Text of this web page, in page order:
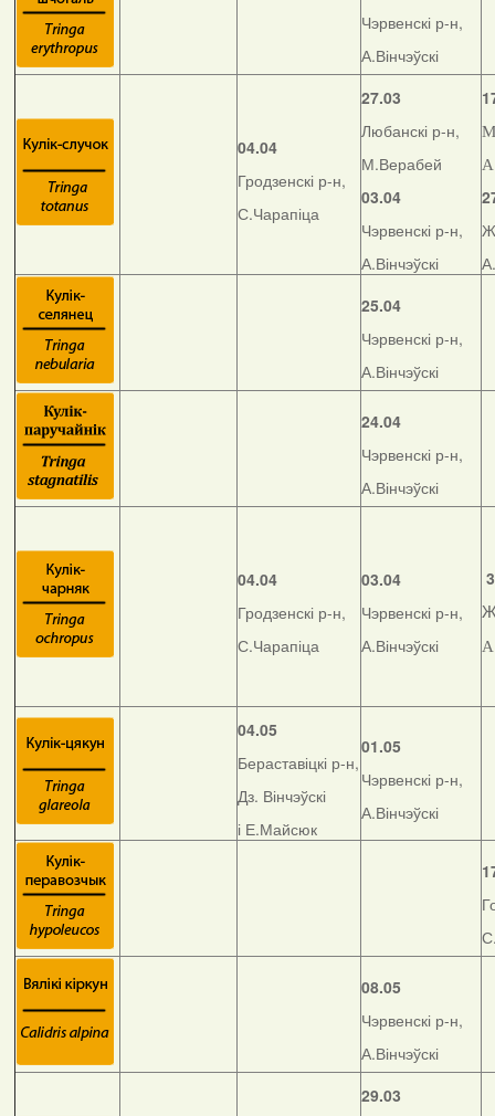
Чэрвенскі р-н,
А.Вінчэўскі
04.04
Гродзенскі р-н,
С.Чарапіца
27.03
Любанскі р-н,
М.Верабей
03.04
Чэрвенскі р-н,
А.Вінчэўскі
25.04
Чэрвенскі р-н,
А.Вінчэўскі
24.04
Чэрвенскі р-н,
А.Вінчэўскі
04.04
Гродзенскі р-н,
С.Чарапіца
03.04
Чэрвенскі р-н,
А.Вінчэўскі
04.05
Бераставіцкі р-н,
Дз. Вінчэўскі
і Е.Майсюк
01.05
Чэрвенскі р-н,
А.Вінчэўскі
08.05
Чэрвенскі р-н,
А.Вінчэўскі
29.03